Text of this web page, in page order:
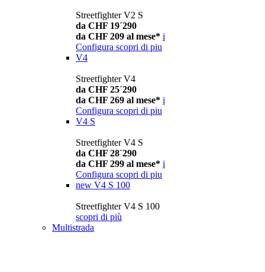
Streetfighter V2 S
da CHF 19´290
da CHF 209 al mese* i
Configura scopri di piu
V4
Streetfighter V4
da CHF 25´290
da CHF 269 al mese* i
Configura scopri di piu
V4 S
Streetfighter V4 S
da CHF 28´290
da CHF 299 al mese* i
Configura scopri di piu
new V4 S 100
Streetfighter V4 S 100
scopri di più
Multistrada